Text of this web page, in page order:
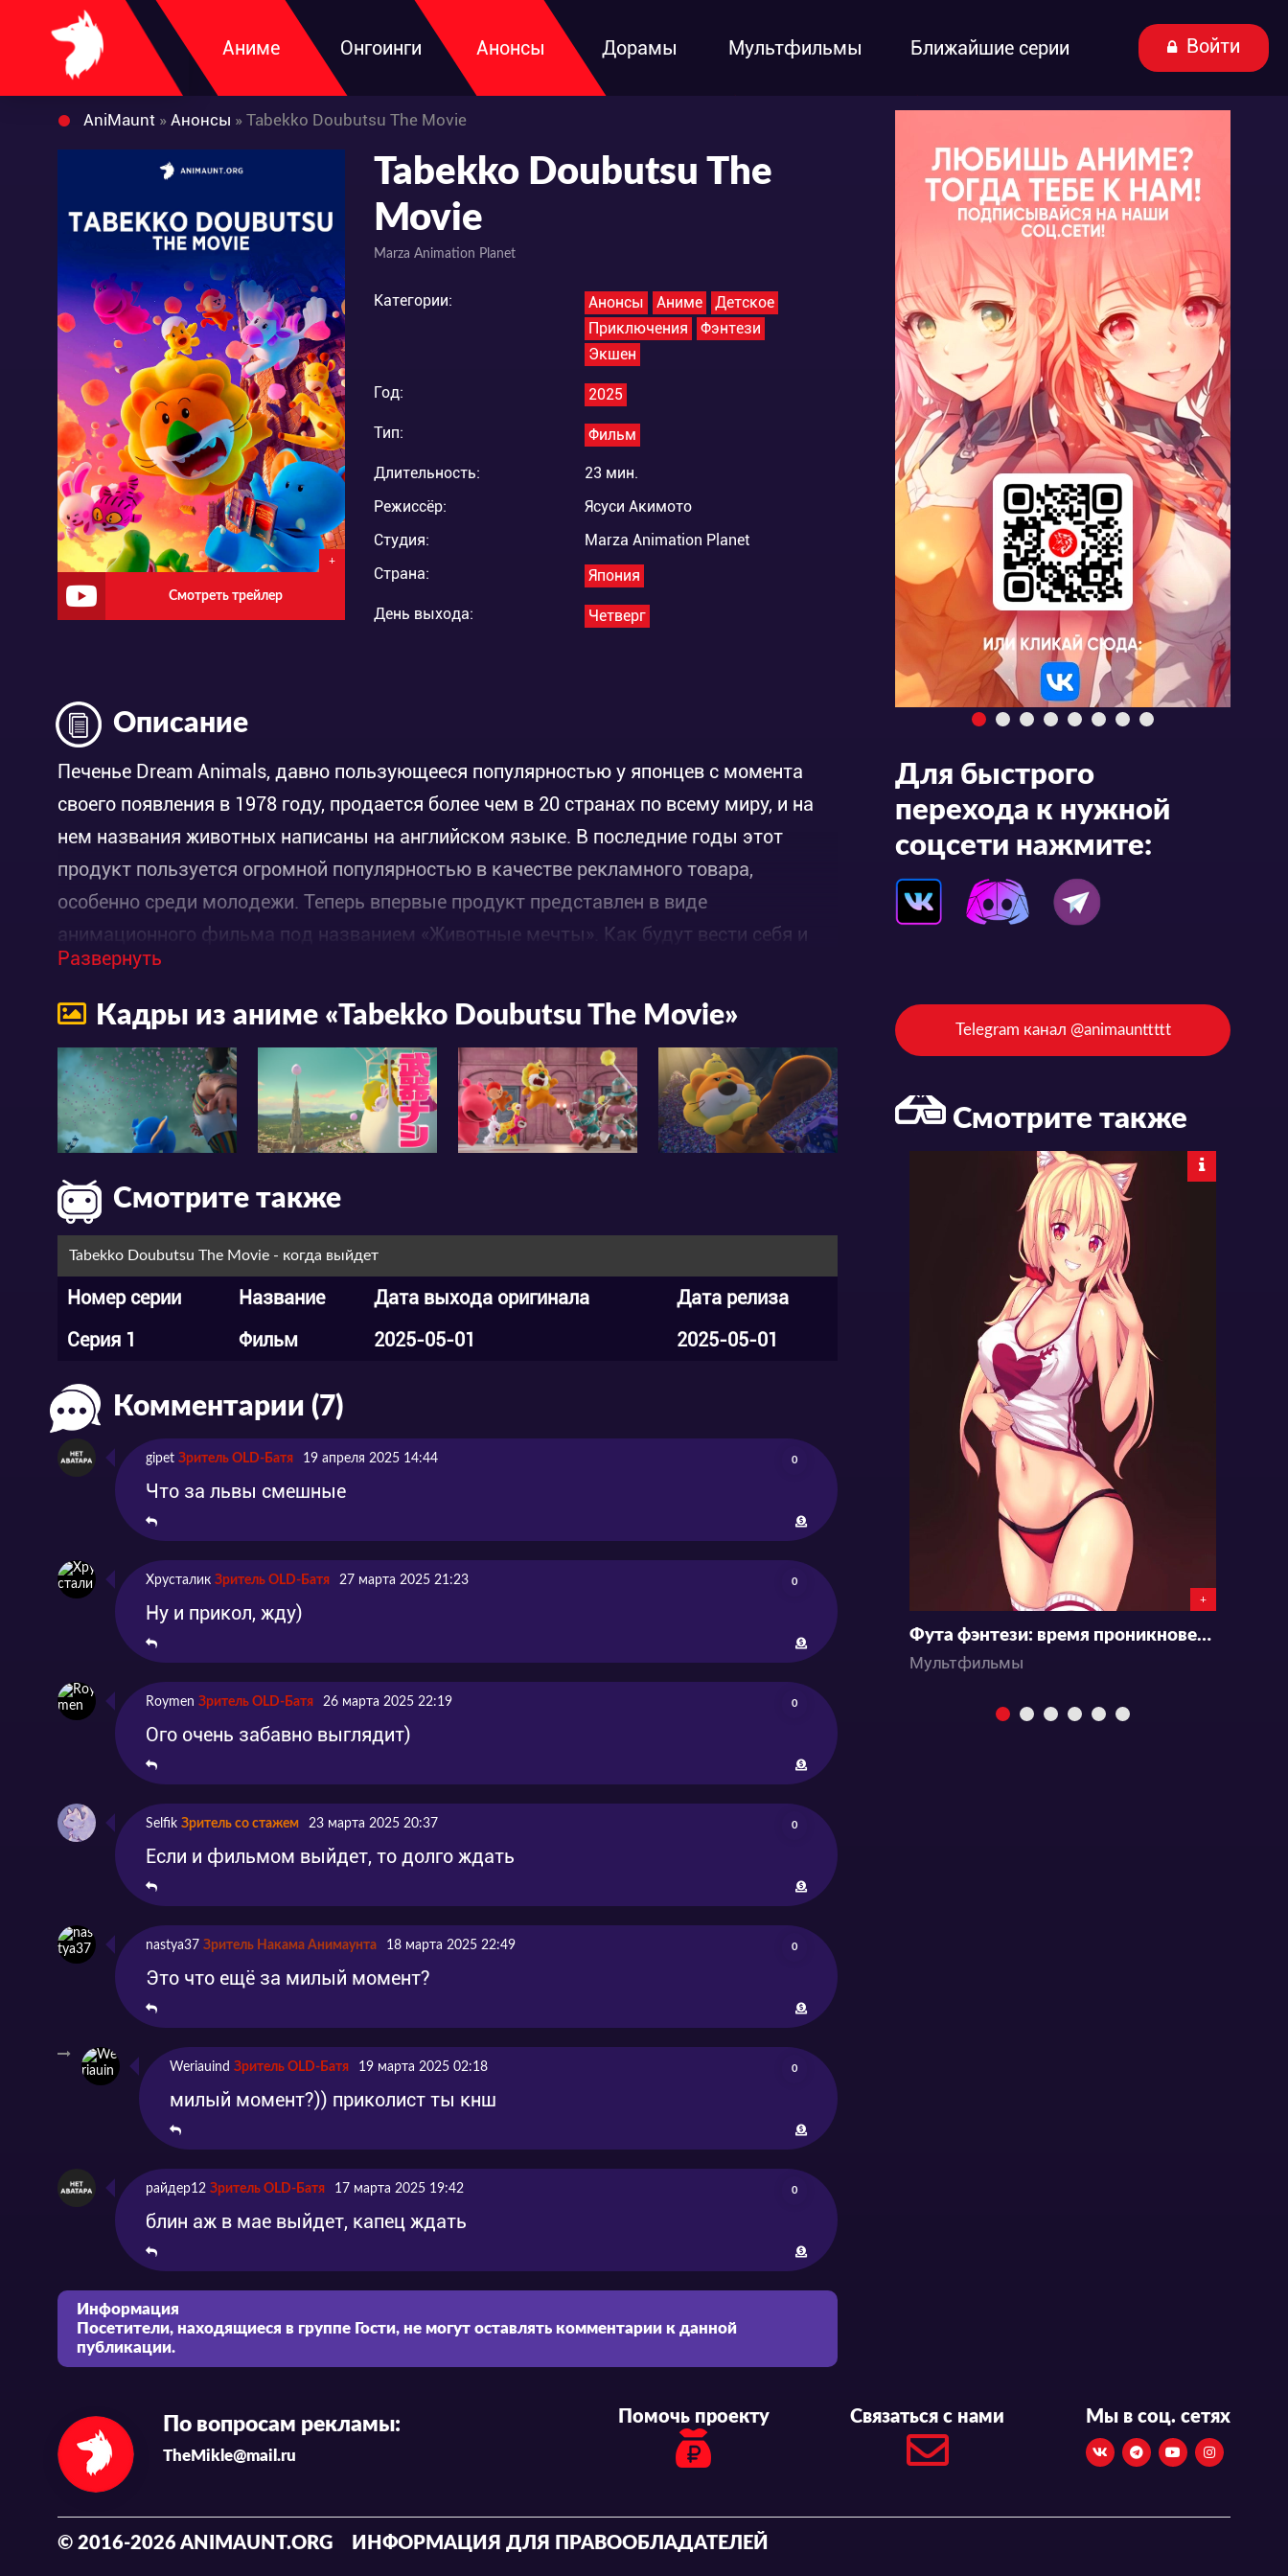
Аниме Онгоинги Анонсы Дорамы Мультфильмы Ближайшие серии Войти
AniMaunt » Анонсы » Tabekko Doubutsu The Movie
+
Смотреть трейлер
Tabekko Doubutsu The
Movie
Marza Animation Planet
Категории: Анонсы Аниме
Детское
Приключения
Фэнтези
Экшен
Год: 2025
Тип: Фильм
Длительность:
23 мин.
Режиссёр:
Ясуси Акимото
Студия:
Marza Animation Planet
Страна:
Япония
День выхода: Четверг
Описание
Печенье Dream Animals, давно пользующееся популярностью у японцев с момента
своего появления в 1978 году, продается более чем в 20 странах по всему миру, и на
нем названия животных написаны на английском языке. В последние годы этот
продукт пользуется огромной популярностью в качестве рекламного товара,
особенно среди молодежи. Теперь впервые продукт представлен в виде
анимационного фильма под названием «Животные мечты». Как будут вести себя и
как будут звучать эти персонажи-животные из печенья, отправляясь в
захватывающее приключение и трогая ваши сердечные струны своими
очаровательно богатыми личностями?
Развернуть
Кадры из аниме «Tabekko Doubutsu The Movie»
Смотрите также
Tabekko Doubutsu The Movie - когда выйдет
Номер серии Название Дата выхода оригинала
Дата релиза
Серия 1
Фильм 2025-05-01 2025-05-01
Комментарии (7)
gipet Зритель OLD-Батя 19 апреля 2025 14:44 0
Что за львы смешные
Хрусталик Зритель OLD-Батя 27 марта 2025 21:23 0
Ну и прикол, жду)
Roymen Зритель OLD-Батя 26 марта 2025 22:19 0
Ого очень забавно выглядит)
Selfik Зритель со стажем 23 марта 2025 20:37 0
Если и фильмом выйдет, то долго ждать
nastya37 Зритель Накама Анимаунта 18 марта 2025 22:49 0
Это что ещё за милый момент?
Weriauind Зритель OLD-Батя 19 марта 2025 02:18 0
милый момент?)) приколист ты кнш
райдер12 Зритель OLD-Батя 17 марта 2025 19:42 0
блин аж в мае выйдет, капец ждать
Информация
Посетители, находящиеся в группе Гости, не могут оставлять комментарии к данной
публикации.
Для быстрого
перехода к нужной
соцсети нажмите:
Telegram канал @animaunttttt
Смотрите также
+
Фута фэнтези: время проникновений
Мультфильмы
По вопросам рекламы:
TheMikle@mail.ru
Помочь проекту Связаться с нами Мы в соц. сетях
© 2016-2026 ANIMAUNT.ORG ИНФОРМАЦИЯ ДЛЯ ПРАВООБЛАДАТЕЛЕЙ